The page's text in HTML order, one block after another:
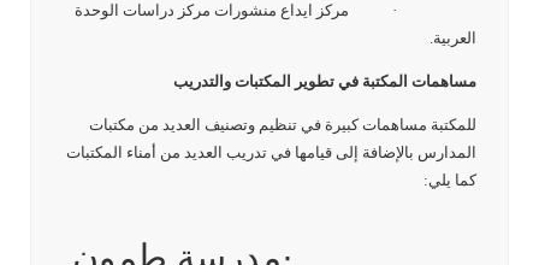
· مركز ايداع منشورات مركز دراسات الوحدة
العربية.
مساهمات المكتبة في تطوير المكتبات والتدريب
للمكتبة مساهمات كبيرة في تنظيم وتصنيف العديد من مكتبات
المدارس بالإضافة إلى قيامها في تدريب العديد من أمناء المكتبات
كما يلي: